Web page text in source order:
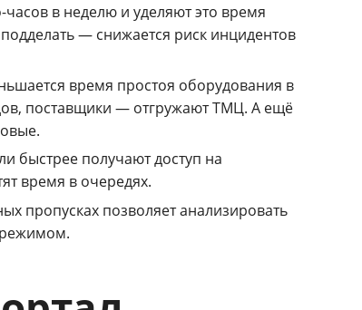
в неделю и уделяют это время
— снижается риск инцидентов
время простоя оборудования в
поставщики — отгружают ТМЦ. А ещё
быстрее получают доступ на
время в очередях.
пропусках позволяет анализировать
режимом.